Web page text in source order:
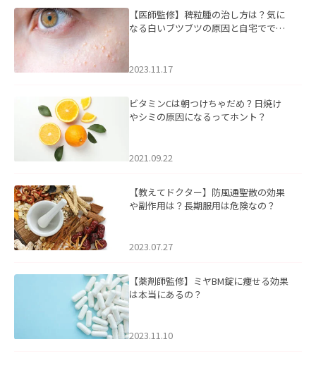
【医師監修】稗粒腫の治し方は？気に
なる白いブツブツの原因と自宅ででき
2023.11.17
ビタミンCは朝つけちゃだめ？日焼け
やシミの原因になるってホント？
2021.09.22
【教えてドクター】防風通聖散の効果
や副作用は？長期服用は危険なの？
2023.07.27
【薬剤師監修】ミヤBM錠に痩せる効果
は本当にあるの？
2023.11.10